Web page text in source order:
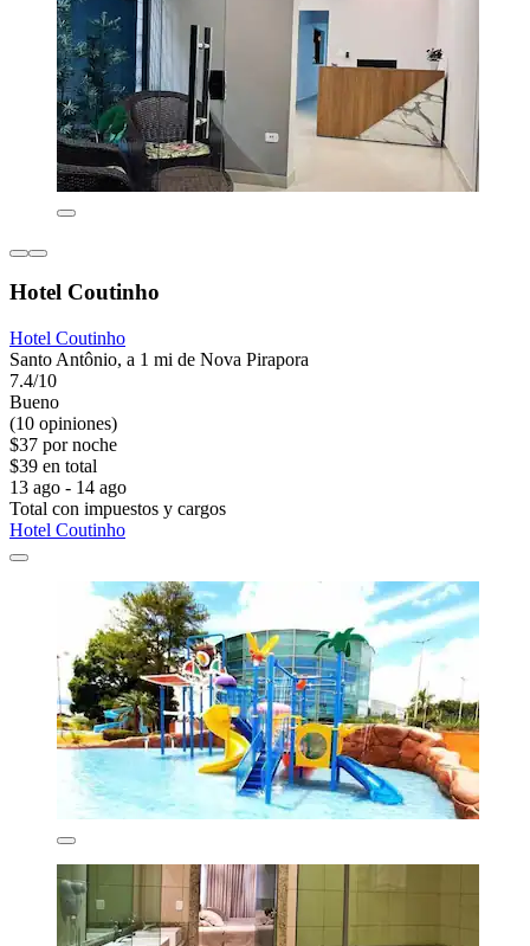
Hotel Coutinho
Hotel Coutinho
Santo Antônio, a 1 mi de Nova Pirapora
7.4/10
Bueno
(10 opiniones)
$37 por noche
$39 en total
13 ago - 14 ago
Total con impuestos y cargos
Hotel Coutinho